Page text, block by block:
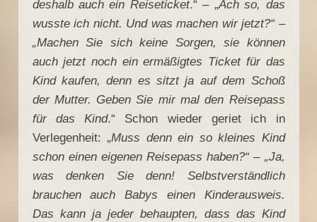
deshalb auch ein Reiseticket.“ – „Ach so, das
wusste ich nicht. Und was machen wir jetzt?“ –
„Machen Sie sich keine Sorgen, sie können
auch jetzt noch ein ermäßigtes Ticket für das
Kind kaufen, denn es sitzt ja auf dem Schoß
der Mutter. Geben Sie mir mal den Reisepass
für das Kind.“ Schon wieder geriet ich in
Verlegenheit: „Muss denn ein so kleines Kind
schon einen eigenen Reisepass haben?“ – „Ja,
was denken Sie denn! Selbstverständlich
brauchen auch Babys einen Kinderausweis.
Das kann ja jeder behaupten, dass das Kind